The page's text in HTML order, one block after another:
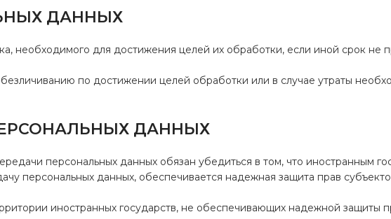
ДАННЫХ
необходимого для достижения целей их обработки, если иной срок не
по достижении целей обработки или в случае утраты
ДАННЫХ
персональных данных обязан убедиться в том, что иностранным
персональных данных, обеспечивается надежная защита прав
иностранных государств, не обеспечивающих надежной защиты